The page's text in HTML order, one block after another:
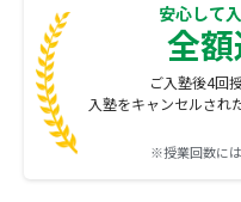
安心して
全
ご入塾後4回
入塾をキャンセルされ
※授業回数には